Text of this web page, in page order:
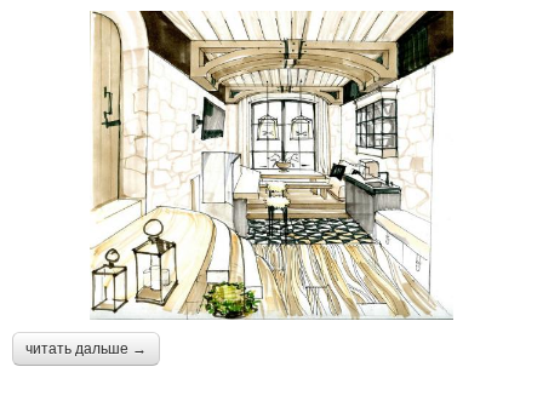
читать дальше →